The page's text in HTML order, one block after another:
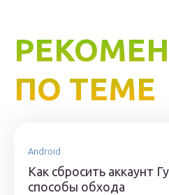
ПО ТЕМЕ
Android
Как сбросить аккаунт
способы обхода